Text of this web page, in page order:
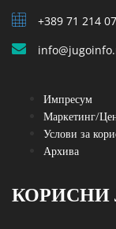
+389 71 214
Импресум
Маркетинг/
Услови за
Архива